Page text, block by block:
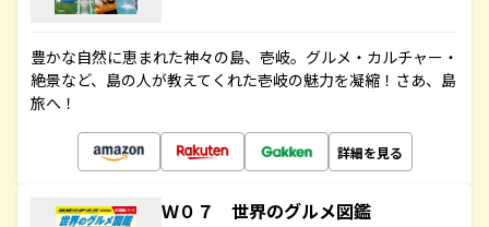
豊かな自然に恵まれた神々の島、壱岐。グルメ・カルチャー・
絶景など、島の人が教えてくれた壱岐の魅力を凝縮！さあ、島
旅へ！
詳細を見る
Ｗ０７ 世界のグルメ図鑑